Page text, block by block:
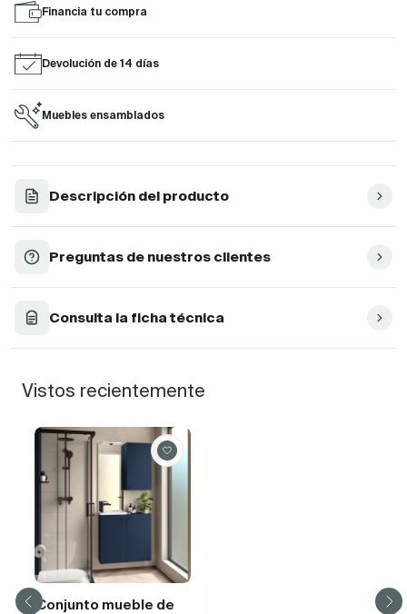
Financia tu compra
Devolución de 14 días
Muebles ensamblados
Descripción del producto
Preguntas de nuestros clientes
Consulta la ficha técnica
Vistos recientemente
Conjunto mueble de